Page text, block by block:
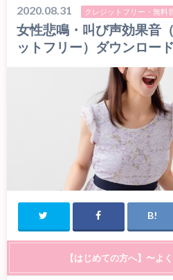
2020.08.31 クレジットフリー・無料
女性悲鳴・叫び声効果音
ットフリー）ダウンロー
【はじめての方へ】〜よ